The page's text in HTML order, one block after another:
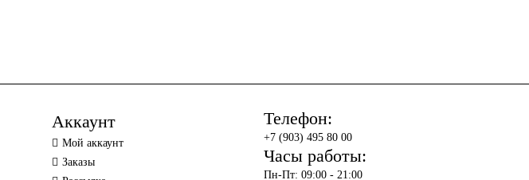
Аккаунт
Мой аккаунт
Заказы
Телефон:
+7 (903) 495 80 00
Часы работы:
Пн-Пт: 09:00 - 21:00